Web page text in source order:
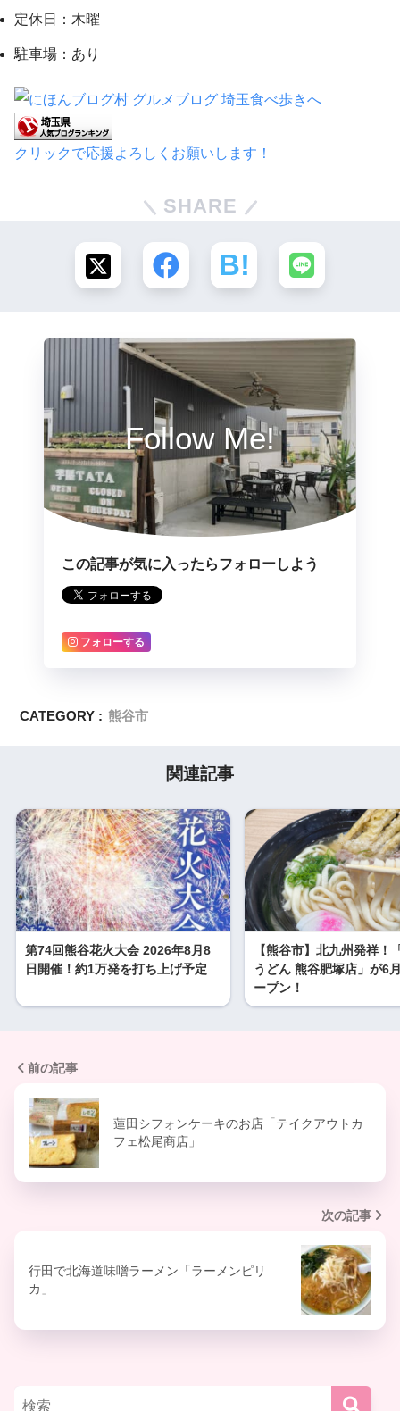
定休日：木曜
駐車場：あり
クリックで応援よろしくお願いします！
SHARE
Follow Me!
この記事が気に入ったらフォローしよう
フォローする
CATEGORY : 熊谷市
関連記事
第74回熊谷花火大会 2026年8月8
日開催！約1万発を打ち上げ予定
【熊谷市】北九州発祥！
うどん 熊谷肥塚店」が6
ープン！
前の記事
蓮田シフォンケーキのお店「テイクアウトカ
フェ松尾商店」
次の記事
行田で北海道味噌ラーメン「ラーメンピリ
カ」